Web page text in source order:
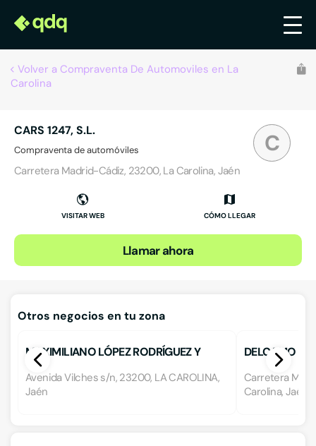
Volver a Compraventa De Automoviles en La
Carolina
C
CARS 1247, S.L.
Compraventa de automóviles
Carretera Madrid-Cádiz, 23200, La Carolina, Jaén
VISITAR WEB CÓMO LLEGAR
Llamar ahora
Otros negocios en tu zona
MAXIMILIANO LÓPEZ RODRÍGUEZ Y
OTRO C.B.
Avenida Vilches s/n, 23200, LA CAROLINA,
Jaén
DELCAMO
Carretera
Carolina, Jaén